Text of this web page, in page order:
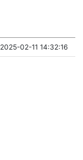
2025-02-11 14:32:16